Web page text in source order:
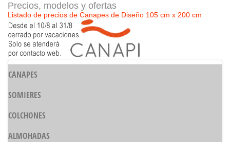
Precios, modelos y ofertas
Listado de precios de Canapes de Diseño 105 cm x 200 cm
CANAPES
SOMIERES
COLCHONES
ALMOHADAS